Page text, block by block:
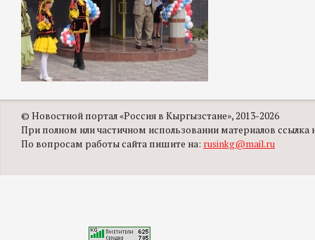
© Новостной портал «Россия в Кыргызстане», 2013-2026
При полном или частичном использовании материалов ссылка
По вопросам работы сайта пишите на: rusinkg@mail.ru